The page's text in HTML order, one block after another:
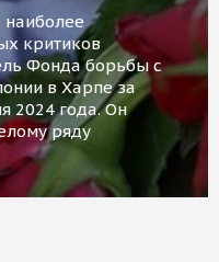
критиков
Фонда борьбы с
в Харпе за
2024 года. Он
ряду